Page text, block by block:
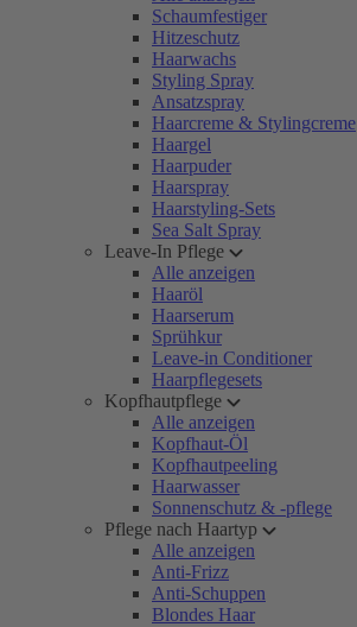
Schaumfestiger
Hitzeschutz
Haarwachs
Styling Spray
Ansatzspray
Haarcreme & Stylingcreme
Haargel
Haarpuder
Haarspray
Haarstyling-Sets
Sea Salt Spray
Leave-In Pflege
Alle anzeigen
Haaröl
Haarserum
Sprühkur
Leave-in Conditioner
Haarpflegesets
Kopfhautpflege
Alle anzeigen
Kopfhaut-Öl
Kopfhautpeeling
Haarwasser
Sonnenschutz & -pflege
Pflege nach Haartyp
Alle anzeigen
Anti-Frizz
Anti-Schuppen
Blondes Haar